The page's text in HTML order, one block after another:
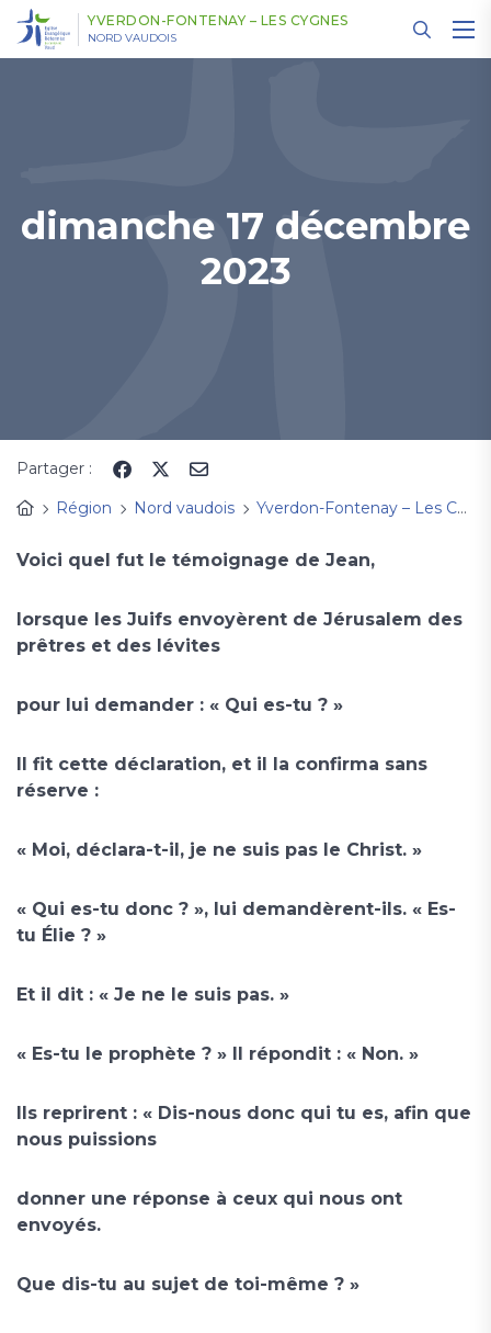
YVERDON-FONTENAY – LES CYGNES
NORD VAUDOIS
dimanche 17 décembre
2023
Partager :
Région
Nord vaudois Yverdon-Fontenay – Les Cygnes
Voici quel fut le témoignage de Jean,
lorsque les Juifs envoyèrent de Jérusalem des
prêtres et des lévites
pour lui demander : « Qui es-tu ? »
Il fit cette déclaration, et il la confirma sans
réserve :
« Moi, déclara-t-il, je ne suis pas le Christ. »
« Qui es-tu donc ? », lui demandèrent-ils. « Es-
tu Élie ? »
Et il dit : « Je ne le suis pas. »
« Es-tu le prophète ? » Il répondit : « Non. »
Ils reprirent : « Dis-nous donc qui tu es, afin que
nous puissions
donner une réponse à ceux qui nous ont
envoyés.
Que dis-tu au sujet de toi-même ? »
Panneau de gestion des cookies